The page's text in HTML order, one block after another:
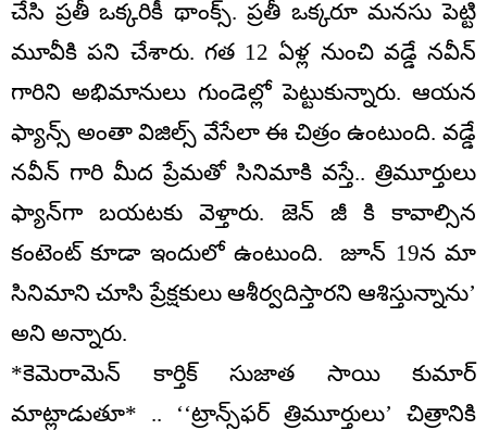
చేసి ప్రతీ ఒక్కరికీ థాంక్స్. ప్రతీ ఒక్కరూ మనసు పెట్టి
మూవీకి పని చేశారు. గత 12 ఏళ్ల నుంచి వడ్డే నవీన్
గారిని అభిమానులు గుండెల్లో పెట్టుకున్నారు. ఆయన
ఫ్యాన్స్ అంతా విజిల్స్ వేసేలా ఈ చిత్రం ఉంటుంది. వడ్డే
నవీన్ గారి మీద ప్రేమతో సినిమాకి వస్తే.. త్రిమూర్తులు
ఫ్యాన్‌గా బయటకు వెళ్తారు. జెన్ జీ కి కావాల్సిన
కంటెంట్ కూడా ఇందులో ఉంటుంది. జూన్ 19న మా
సినిమాని చూసి ప్రేక్షకులు ఆశీర్వదిస్తారని ఆశిస్తున్నాను’
అని అన్నారు.
*కెమెరామెన్ కార్తిక్ సుజాత సాయి కుమార్
మాట్లాడుతూ* .. ‘‘ట్రాన్స్‌ఫర్ త్రిమూర్తులు’ చిత్రానికి